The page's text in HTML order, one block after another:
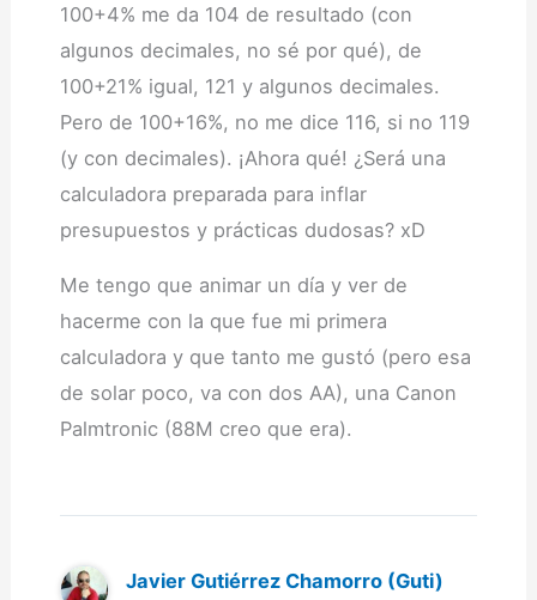
100+4% me da 104 de resultado (con
algunos decimales, no sé por qué), de
100+21% igual, 121 y algunos decimales.
Pero de 100+16%, no me dice 116, si no 119
(y con decimales). ¡Ahora qué! ¿Será una
calculadora preparada para inflar
presupuestos y prácticas dudosas? xD
Me tengo que animar un día y ver de
hacerme con la que fue mi primera
calculadora y que tanto me gustó (pero esa
de solar poco, va con dos AA), una Canon
Palmtronic (88M creo que era).
Javier Gutiérrez Chamorro (Guti)